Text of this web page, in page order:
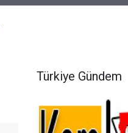
Türkiye Gündem